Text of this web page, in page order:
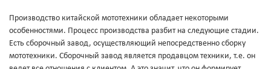
Производство китайской мототехники обладает некоторыми
особенностями. Процесс производства разбит на следующие стадии.
Есть сборочный завод, осуществляющий непосредственно сборку
мототехники. Сборочный завод является продавцом техники, т.е. он